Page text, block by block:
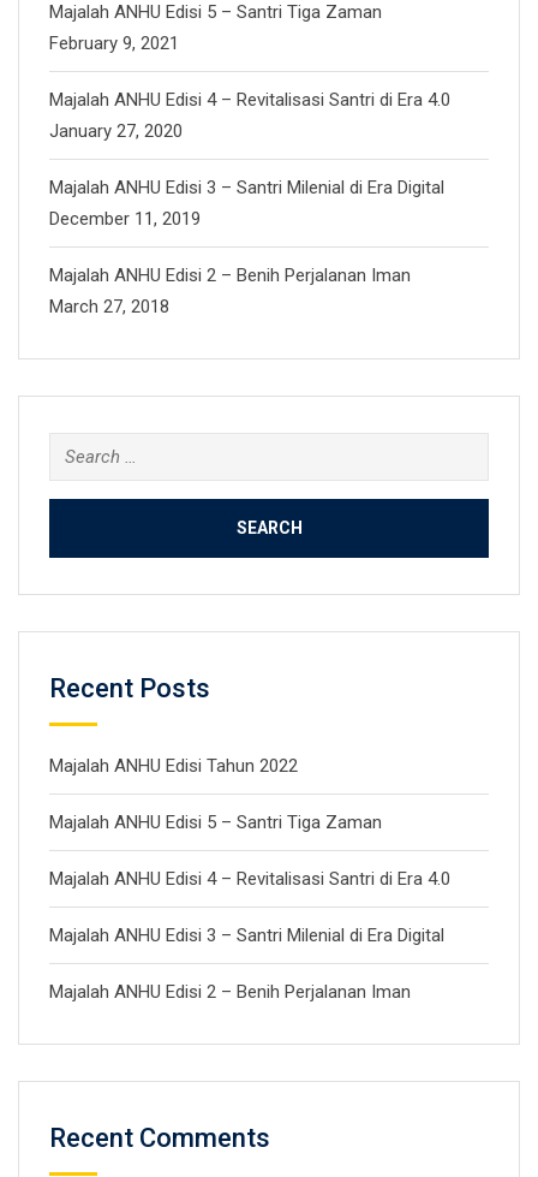
Majalah ANHU Edisi 5 – Santri Tiga Zaman
February 9, 2021
Majalah ANHU Edisi 4 – Revitalisasi Santri di Era 4.0
January 27, 2020
Majalah ANHU Edisi 3 – Santri Milenial di Era Digital
December 11, 2019
Majalah ANHU Edisi 2 – Benih Perjalanan Iman
March 27, 2018
Search
for:
Recent Posts
Majalah ANHU Edisi Tahun 2022
Majalah ANHU Edisi 5 – Santri Tiga Zaman
Majalah ANHU Edisi 4 – Revitalisasi Santri di Era 4.0
Majalah ANHU Edisi 3 – Santri Milenial di Era Digital
Majalah ANHU Edisi 2 – Benih Perjalanan Iman
Recent Comments